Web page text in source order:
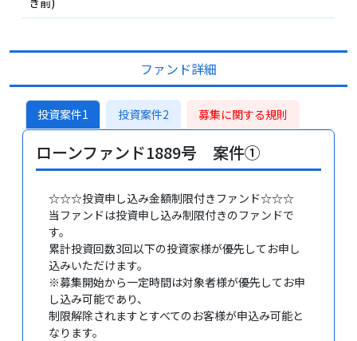
ファンド詳細
投資案件1 投資案件2 募集に関する規則
ローンファンド1889号 案件①
☆☆☆投資申し込み金額制限付きファンド☆☆☆
当ファンドは投資申し込み制限付きのファンドで
す。
累計投資回数3回以下の投資家様が優先してお申し
込みいただけます。
※募集開始から一定時間は対象者様が優先してお申
し込み可能であり、
制限解除されますとすべてのお客様が申込み可能と
なります。